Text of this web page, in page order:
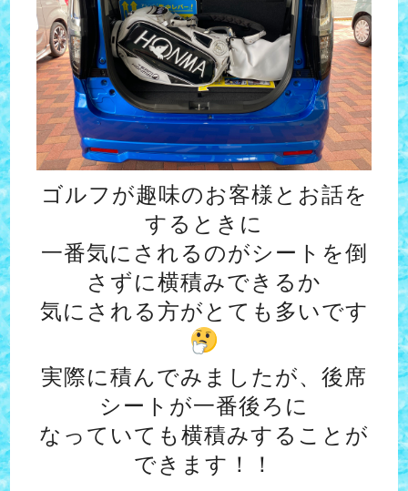
ゴルフが趣味のお客様とお話を
するときに
一番気にされるのがシートを倒
さずに横積みできるか
気にされる方がとても多いです
実際に積んでみましたが、後席
シートが一番後ろに
なっていても横積みすることが
できます！！